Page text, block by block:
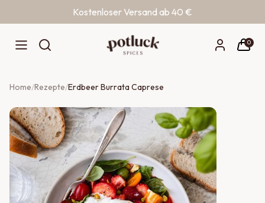
Kostenloser Versand ab 40 €
0
Home/Rezepte/Erdbeer Burrata Caprese